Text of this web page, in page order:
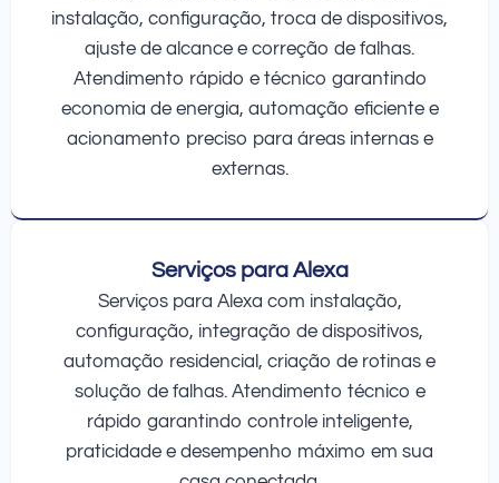
instalação, configuração, troca de dispositivos,
ajuste de alcance e correção de falhas.
Atendimento rápido e técnico garantindo
economia de energia, automação eficiente e
acionamento preciso para áreas internas e
externas.
Serviços para Alexa
Serviços para Alexa com instalação,
configuração, integração de dispositivos,
automação residencial, criação de rotinas e
solução de falhas. Atendimento técnico e
rápido garantindo controle inteligente,
praticidade e desempenho máximo em sua